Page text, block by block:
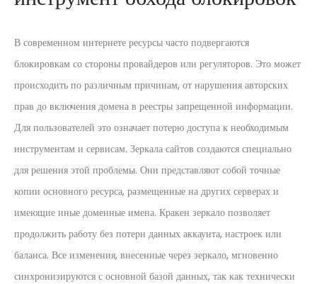
В современном интернете ресурсы часто подвергаются
блокировкам со стороны провайдеров или регуляторов. Это может
происходить по различным причинам, от нарушения авторских
прав до включения домена в реестры запрещенной информации.
Для пользователей это означает потерю доступа к необходимым
инструментам и сервисам. Зеркала сайтов создаются специально
для решения этой проблемы. Они представляют собой точные
копии основного ресурса, размещенные на других серверах и
имеющие иные доменные имена. Кракен зеркало позволяет
продолжить работу без потери данных аккаунта, настроек или
баланса. Все изменения, внесенные через зеркало, мгновенно
синхронизируются с основной базой данных, так как технически